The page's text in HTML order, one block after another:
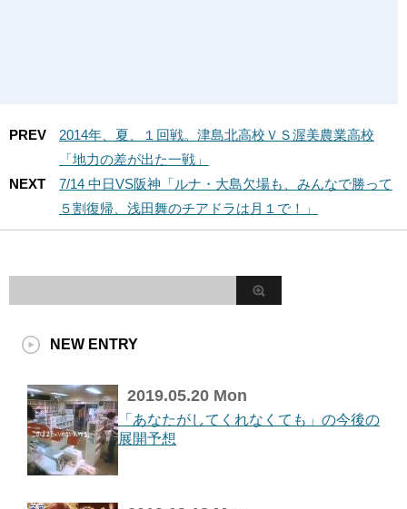
PREV
2014年、夏、１回戦。津島北高校ＶＳ渥美農業高校
「地力の差が出た一戦」
NEXT
7/14 中日VS阪神「ルナ・大島欠場も、みんなで勝って
５割復帰、浅田舞のチアドラは月１で！」
NEW ENTRY
2019.05.20 Mon
「あなたがしてくれなくても」の今後の
展開予想